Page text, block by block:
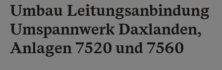
Umbau Leitungsanbindung
Umspannwerk Daxlanden,
Anlagen 7520 und 7560